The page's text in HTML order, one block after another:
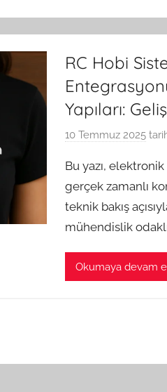
RC Hobi
Yapıları:
10 Temmuz 2025
Bu yazı,
gerçek zamanlı
teknik bakış
mühendislik
Okumaya devam